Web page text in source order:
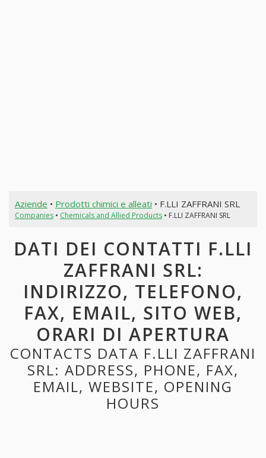
Aziende • Prodotti chimici e alleati • F.LLI ZAFFRANI SRL
Companies• Chemicals and Allied Products• F.LLI ZAFFRANI SRL
DATI DEI CONTATTI F.LLI
ZAFFRANI SRL:
INDIRIZZO, TELEFONO,
FAX, EMAIL, SITO WEB,
ORARI DI APERTURA
CONTACTS DATA F.LLI ZAFFRANI
SRL: ADDRESS, PHONE, FAX,
EMAIL, WEBSITE, OPENING
HOURS